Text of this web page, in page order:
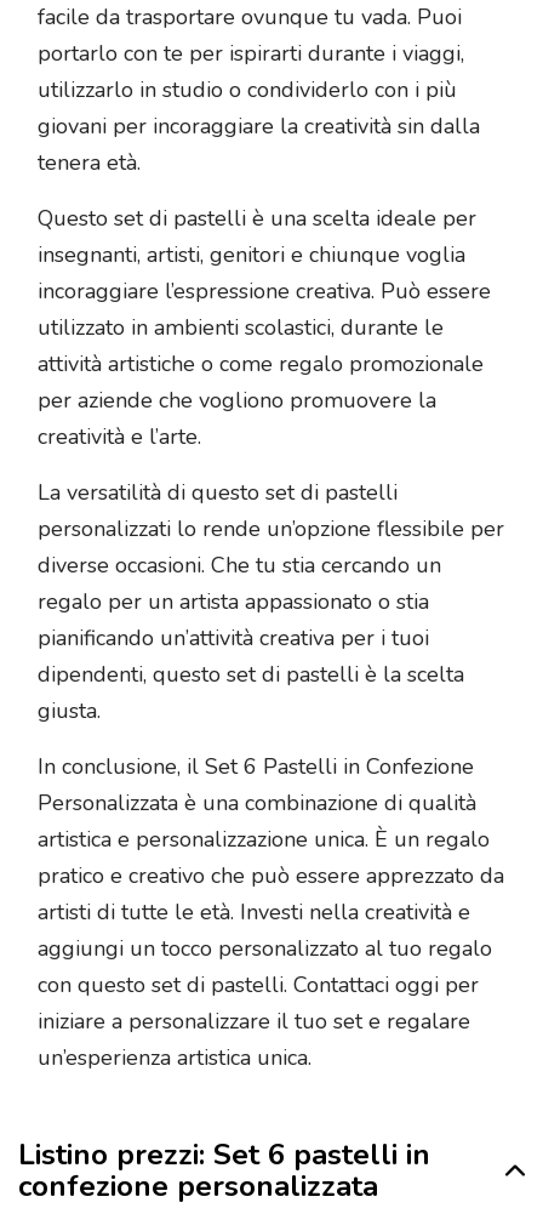
facile da trasportare ovunque tu vada. Puoi
portarlo con te per ispirarti durante i viaggi,
utilizzarlo in studio o condividerlo con i più
giovani per incoraggiare la creatività sin dalla
tenera età.
Questo set di pastelli è una scelta ideale per
insegnanti, artisti, genitori e chiunque voglia
incoraggiare l’espressione creativa. Può essere
utilizzato in ambienti scolastici, durante le
attività artistiche o come regalo promozionale
per aziende che vogliono promuovere la
creatività e l’arte.
La versatilità di questo set di pastelli
personalizzati lo rende un’opzione flessibile per
diverse occasioni. Che tu stia cercando un
regalo per un artista appassionato o stia
pianificando un’attività creativa per i tuoi
dipendenti, questo set di pastelli è la scelta
giusta.
In conclusione, il Set 6 Pastelli in Confezione
Personalizzata è una combinazione di qualità
artistica e personalizzazione unica. È un regalo
pratico e creativo che può essere apprezzato da
artisti di tutte le età. Investi nella creatività e
aggiungi un tocco personalizzato al tuo regalo
con questo set di pastelli. Contattaci oggi per
iniziare a personalizzare il tuo set e regalare
un’esperienza artistica unica.
Listino prezzi: Set 6 pastelli in
confezione personalizzata